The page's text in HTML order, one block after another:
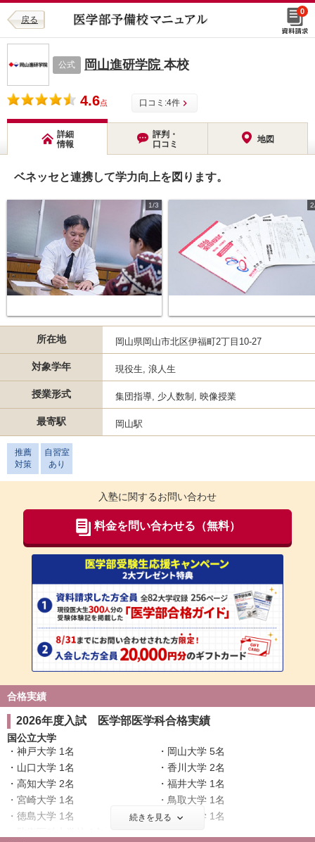
戻る
0
公式 岡山進研学院 本校
4.6点 口コミ:4件
詳細
情報
評判・
口コミ
地図
ベネッセと連携して学力向上を図ります。
1/3
所在地 岡山県岡山市北区伊福町2丁目10-27
対象学年 現役生, 浪人生
授業形式 集団指導, 少人数制, 映像授業
最寄駅 岡山駅
推薦
対策
自習室
あり
入塾に関するお問い合わせ
料金を問い合わせる（無料）
合格実績
2026年度入試 医学部医学科合格実績
国公立大学
神戸大学 1名
岡山大学 5名
山口大学 1名
香川大学 2名
高知大学 2名
福井大学 1名
宮崎大学 1名
鳥取大学 1名
徳島大学 1名
島根大学 1名
続きを見る